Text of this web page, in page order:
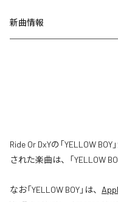
新曲情報
Ride Or DxYの「YELLOW
された楽曲は、「YELLOW
なお「YELLOW BOY」は、